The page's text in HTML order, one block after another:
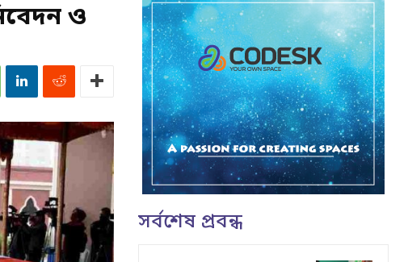
ও
সর্বশেষ প্রবন্ধ